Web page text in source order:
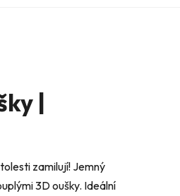
|
zamilují! Jemný
3D oušky. Ideální